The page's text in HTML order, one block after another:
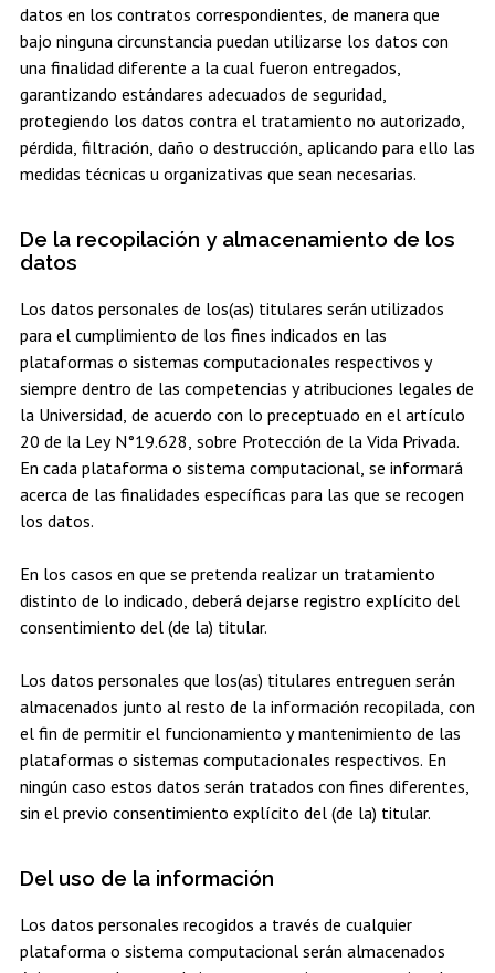
datos en los contratos correspondientes, de manera que
bajo ninguna circunstancia puedan utilizarse los datos con
una finalidad diferente a la cual fueron entregados,
garantizando estándares adecuados de seguridad,
protegiendo los datos contra el tratamiento no autorizado,
pérdida, filtración, daño o destrucción, aplicando para ello las
medidas técnicas u organizativas que sean necesarias.
De la recopilación y almacenamiento de los
datos
Los datos personales de los(as) titulares serán utilizados
para el cumplimiento de los fines indicados en las
plataformas o sistemas computacionales respectivos y
siempre dentro de las competencias y atribuciones legales de
la Universidad, de acuerdo con lo preceptuado en el artículo
20 de la Ley N°19.628, sobre Protección de la Vida Privada.
En cada plataforma o sistema computacional, se informará
acerca de las finalidades específicas para las que se recogen
los datos.
En los casos en que se pretenda realizar un tratamiento
distinto de lo indicado, deberá dejarse registro explícito del
consentimiento del (de la) titular.
Los datos personales que los(as) titulares entreguen serán
almacenados junto al resto de la información recopilada, con
el fin de permitir el funcionamiento y mantenimiento de las
plataformas o sistemas computacionales respectivos. En
ningún caso estos datos serán tratados con fines diferentes,
sin el previo consentimiento explícito del (de la) titular.
Del uso de la información
Los datos personales recogidos a través de cualquier
plataforma o sistema computacional serán almacenados